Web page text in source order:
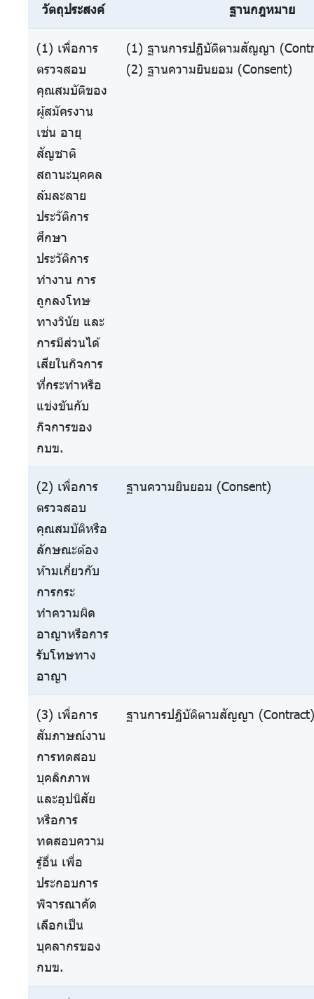
วัตถุประสงค์ ฐานกฎหมาย
(1) เพื่อการ
ตรวจสอบ
คุณสมบัติของ
ผู้สมัครงาน
เช่น อายุ
สัญชาติ
สถานะบุคคล
ล้มละลาย
ประวัติการ
ศึกษา
ประวัติการ
ทำงาน การ
ถูกลงโทษ
ทางวินัย และ
การมีส่วนได้
เสียในกิจการ
ที่กระทำหรือ
แข่งขันกับ
กิจการของ
กบข.
(1) ฐานการปฏิบัติตามสัญญา
(2) ฐานความยินยอม (Consent)
(2) เพื่อการ
ตรวจสอบ
คุณสมบัติหรือ
ลักษณะต้อง
ห้ามเกี่ยวกับ
การกระ
ทำความผิด
อาญาหรือการ
รับโทษทาง
อาญา
ฐานความยินยอม (Consent)
(3) เพื่อการ
สัมภาษณ์งาน
การทดสอบ
บุคลิกภาพ
และอุปนิสัย
หรือการ
ทดสอบความ
รู้อื่น เพื่อ
ประกอบการ
พิจารณาคัด
เลือกเป็น
บุคลากรของ
กบข.
ฐานการปฏิบัติตามสัญญา (Contract)